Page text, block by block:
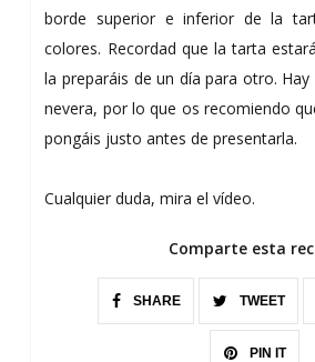
borde superior e inferior de la
colores. Recordad que la tarta
la preparáis de un día para otro.
nevera, por lo que os recomiendo
pongáis justo antes de presentarla.
Cualquier duda, mira el vídeo.
Comparte esta
SHARE TWEET
PIN IT